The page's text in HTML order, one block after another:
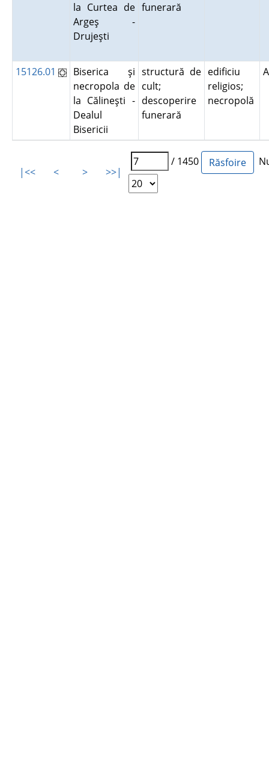
la Curtea de
Argeş -
Drujeşti
funerară
15126.01
Biserica şi
necropola de
la Călineşti -
Dealul
Bisericii
structură de
cult;
descoperire
funerară
edificiu
religios;
necropolă
|<< < > >>|
/ 1450